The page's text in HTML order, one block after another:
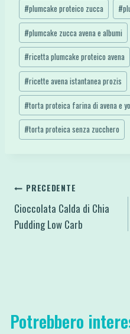
#plumcake proteico zucca #
#plumcake zucca avena e albumi
#ricetta plumcake proteico avena
#ricette avena istantanea prozis
#torta proteica farina di avena e
#torta proteica senza zucchero
Navigazione
articoli
PRECEDENTE
Cioccolata Calda di Chia
Pudding Low Carb
Potrebbero